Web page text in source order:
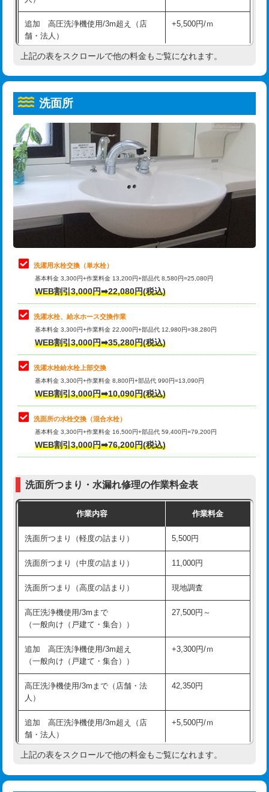
コンクリート斫り（厚さ10㎝超え）
モルタル補修（厚さ10㎝まで） 27,500円
モルタル補修（厚さ10㎝超え） 38,500円
洗面台設置 38,500円
追加人工
廃棄・処分 現場見積
※給水管工事は20mmまでの価格です。
給水管工事※（ホール加工)
給水管工事※（バンド止め) 3,300円
給水管工事※（支持金具設置) 5,500円
給水管工事※（保温材使用（バンド止
め込み）)
5,500円
給水管工事※（土の掘削・埋め戻し作
業)
11,000円
給水管工事※（塩ビ管（VP・HI）使
用/3ｍまで)
33,000円
給水管工事※（塩ビ管（VP・HI）使
用（追加）/3ｍ超え)
給水管工事※（ライニング鋼管・銅
管・ポリ管・HT管使用/3ｍまで)
44,000円
給水管工事※（ライニング鋼管・銅
管・ポリ管・HT管使用/3ｍ超え)
排水管工事（土の掘削・埋め戻し作
業）
排水管工事（排水管工事/3ｍまで） 55,000円
排水管工事（追加 排水管工事/3ｍ超
え）
マス交換（土の掘削・埋め戻し作業）
マス交換（深さ50㎝未満）
マス交換（深さ50㎝以上）
モルタル補修（厚さ10㎝まで） 27,500円
モルタル補修（厚さ10㎝超え） 38,500円
洗面台設置 38,500円
バスタブ設置 現場見積
追加人工 16,500円
廃棄・処分 現場見積
※給水管工事は20mmまでの価格です。
追加 高圧洗浄機使用/3m超え（店
舗・法人）
+5,500円/ｍ
高度高圧洗浄換 現地調査
トーラー機使用/3mまで
追加トーラー機使用/3m超え +3,300円
カメラ調査 33,000円
桝清掃
止水・漏水調査・防水処理・清掃・修
理・調整・分解・加工など（軽作業）
11,000円
止水・漏水調査・防水処理・清掃・修
理・調整・分解・加工など（中作業）
22,000円
止水・漏水調査・防水処理・清掃・修
理・調整・分解・加工など（重作業）
33,000円
キッチンタンク脱着
その他部品の脱着
交換・取付（タンク）
交換・取付(単水栓（壁付・デッキ
式）)
交換・取付(混合水栓（壁付・デッキ
式・ワンホール）)
16,500円+材料費
（P/S/ポップアップ））
交換・取付（その他部品） 11,000円+材料費
持込商品取付（単水栓） 13,200円
持込商品取付（混合水栓） 16,500円
持込商品取付（浄水器・分岐水栓） 16,500円
給水管工事※（ホール加工) 16,500円
給水管工事※（バンド止め)
給水管工事※（支持金具設置) 5,500円
給水管工事※（保温材使用（バンド止
め込み）)
5,500円
給水管工事※（土の掘削・埋め戻し作
業)
11,000円
給水管工事※（塩ビ管（VP・HI）使
用/3ｍまで)
上記の表をスクロールで他の料金もご覧になれます。
洗面所
洗濯用水栓交換（単水栓）
基本料金 3,300円+作業料金 13,200円+部品代 8,580円=25,080円
WEB割引3,000円➡22,080円(税込)
洗濯水栓、給水ホース交換作業
基本料金 3,300円+作業料金 22,000円+部品代 12,980円=38,280円
WEB割引3,000円➡35,280円(税込)
洗濯水栓給水栓上部交換
基本料金 3,300円+作業料金 8,800円+部品代 990円=13,090円
WEB割引3,000円➡10,090円(税込)
洗面所の水栓交換（混合水栓）
基本料金 3,300円+作業料金 16,500円+部品代 59,400円=79,200円
WEB割引3,000円➡76,200円(税込)
洗面所つまり・水漏れ修理の作業料金表
作業内容 作業料金
洗面所つまり（軽度の詰まり） 5,500円
洗面所つまり（中度の詰まり） 11,000円
洗面所つまり（高度の詰まり） 現地調査
高圧洗浄機使用/3mまで
（一般向け（戸建て・集合））
27,500円～
追加 高圧洗浄機使用/3m超え
（一般向け（戸建て・集合））
+3,300円/ｍ
高圧洗浄機使用/3mまで（店舗・法
人）
42,350円
追加 高圧洗浄機使用/3m超え（店
舗・法人）
+5,500円/ｍ
高度高圧洗浄換 現地調査
上記の表をスクロールで他の料金もご覧になれます。